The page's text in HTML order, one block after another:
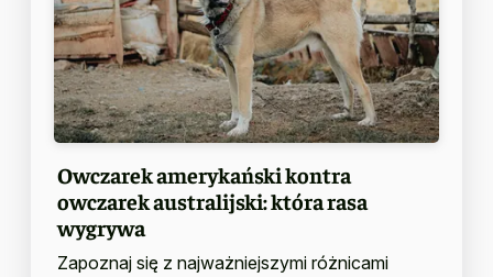
Owczarek amerykański kontra
owczarek australijski: która rasa
wygrywa
Zapoznaj się z najważniejszymi różnicami